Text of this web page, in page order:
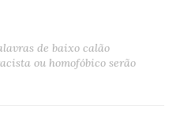
de baixo calão
ou homofóbico serão